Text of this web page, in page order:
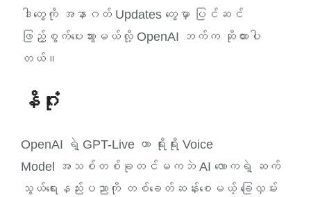
ဒါတွေကို အနာဂတ် Updates တွေမှာ ပြင်ဆင်
ဖြည့်စွက်ပေးသွားမယ်လို့ OpenAI ဘက်က ဆိုထားပါ
တယ်။
နိဂုံး
OpenAI ရဲ့ GPT-Live ဟာ ရိုးရိုး Voice
Model အသစ်တစ်ခုတင်မကဘဲ AI လောကရဲ့ ဆက်
သွယ်ရေးနည်းပညာကို တစ်ခေတ်ဆန်းစေမယ့် ခြေလှမ်း